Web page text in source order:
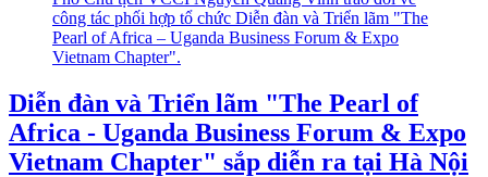
Diễn đàn và Triển lãm "The Pearl of
Africa - Uganda Business Forum & Expo
Vietnam Chapter" sắp diễn ra tại Hà Nội